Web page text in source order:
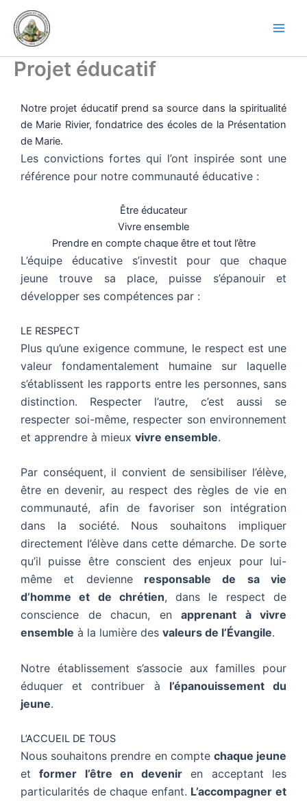
contenu
Projet éducatif
Notre projet éducatif prend sa source dans la spiritualité
de Marie Rivier, fondatrice des écoles de la Présentation
de Marie.
Les convictions fortes qui l’ont inspirée sont une
référence pour notre communauté éducative :
Être éducateur
Vivre ensemble
Prendre en compte chaque être et tout l’être
L’équipe éducative s’investit pour que chaque
jeune trouve sa place, puisse s’épanouir et
développer ses compétences par :
LE RESPECT
Plus qu’une exigence commune, le respect est une
valeur fondamentalement humaine sur laquelle
s’établissent les rapports entre les personnes, sans
distinction. Respecter l’autre, c’est aussi se
respecter soi-même, respecter son environnement
et apprendre à mieux vivre ensemble.
Par conséquent, il convient de sensibiliser l’élève,
être en devenir, au respect des règles de vie en
communauté, afin de favoriser son intégration
dans la société. Nous souhaitons impliquer
directement l’élève dans cette démarche. De sorte
qu’il puisse être conscient des enjeux pour lui-
même et devienneresponsable de sa vie
d’homme et de chrétien, dans le respect de
conscience de chacun, en apprenant à vivre
ensemble à la lumière des valeurs de l’Évangile.
Notre établissement s’associe aux familles pour
éduquer et contribuer à l’épanouissement du
jeune.
L’ACCUEIL DE TOUS
Nous souhaitons prendre en compte chaque jeune
etformer l’être en devenir en acceptant les
particularités de chaque enfant. L’accompagner et